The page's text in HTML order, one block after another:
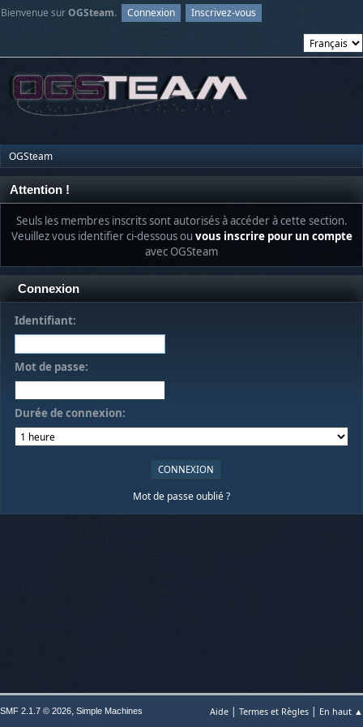
Bienvenue surOGSteam. Connexion Inscrivez-vous
OGSteam
Attention !
Seuls les membres inscrits sont autorisés à accéder à cette section.
Veuillez vous identifier ci-dessous ou vous inscrire pour un compte
avec OGSteam
Connexion
Identifiant:
Mot de passe:
Durée de connexion:
Mot de passe oublié ?
Aide | Termes et Règles | En haut ▲
SMF 2.1.7 © 2026, Simple Machines